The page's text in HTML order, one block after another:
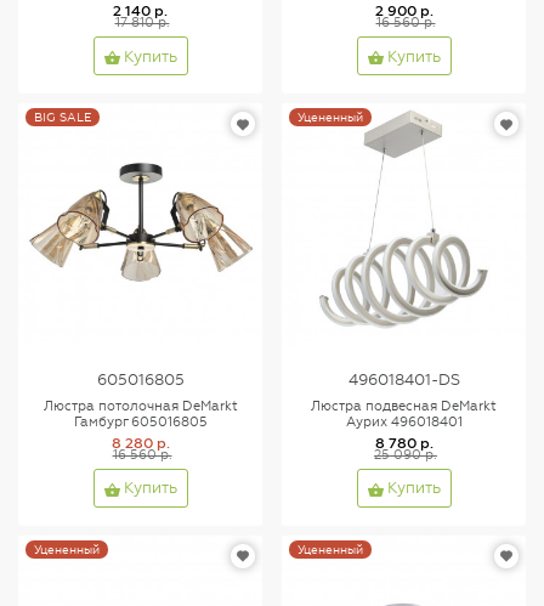
2 140 р.
17 810 р.
Купить
2 900 р.
16 560 р.
Купить
BIG SALE
605016805
Люстра потолочная DeMarkt
Гамбург 605016805
8 280 р.
16 560 р.
Купить
Уцененный
496018401-DS
Люстра подвесная DeMarkt
Аурих 496018401
8 780 р.
25 090 р.
Купить
Уцененный Уцененный